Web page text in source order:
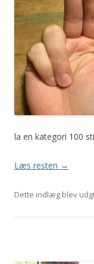
la en kategori 100
Læs resten →
Dette indlæg blev